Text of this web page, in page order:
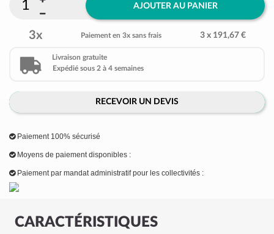
CARACTÉRISTIQUES
AJOUTER AU PANIER
3x Paiement en 3x sans frais 3 x 191,67 €
Livraison gratuite
Expédié sous 2 à 4 semaines
RECEVOIR UN DEVIS
Paiement 100% sécurisé
Moyens de paiement disponibles :
Paiement par mandat administratif pour les collectivités :